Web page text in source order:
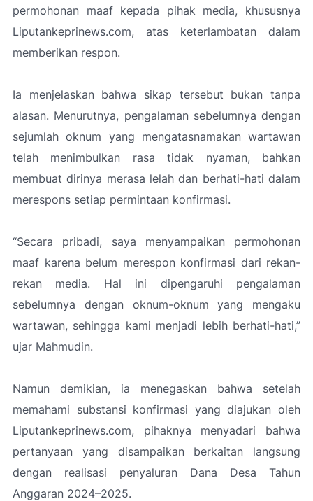
permohonan maaf kepada pihak media, khususnya
Liputankeprinews.com, atas keterlambatan dalam
memberikan respon.
Ia menjelaskan bahwa sikap tersebut bukan tanpa
alasan. Menurutnya, pengalaman sebelumnya dengan
sejumlah oknum yang mengatasnamakan wartawan
telah menimbulkan rasa tidak nyaman, bahkan
membuat dirinya merasa lelah dan berhati-hati dalam
merespons setiap permintaan konfirmasi.
“Secara pribadi, saya menyampaikan permohonan
maaf karena belum merespon konfirmasi dari rekan-
rekan media. Hal ini dipengaruhi pengalaman
sebelumnya dengan oknum-oknum yang mengaku
wartawan, sehingga kami menjadi lebih berhati-hati,”
ujar Mahmudin.
Namun demikian, ia menegaskan bahwa setelah
memahami substansi konfirmasi yang diajukan oleh
Liputankeprinews.com, pihaknya menyadari bahwa
pertanyaan yang disampaikan berkaitan langsung
dengan realisasi penyaluran Dana Desa Tahun
Anggaran 2024–2025.